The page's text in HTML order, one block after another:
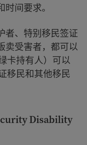
间要求。
者、特别移民签证
卖受害者，都可以
卡持有人）可以
移民和其他移民
Disability